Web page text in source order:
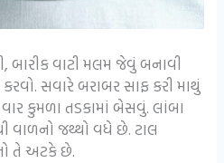
બારીક વાટી મલમ જેવું બનાવી
સવારે બરાબર સાફ કરી માથું
કુમળા તડકામાં બેસવું. લાંબા
વાળનો જથ્થો વધે છે. ટાલ
તે અટકે છે.